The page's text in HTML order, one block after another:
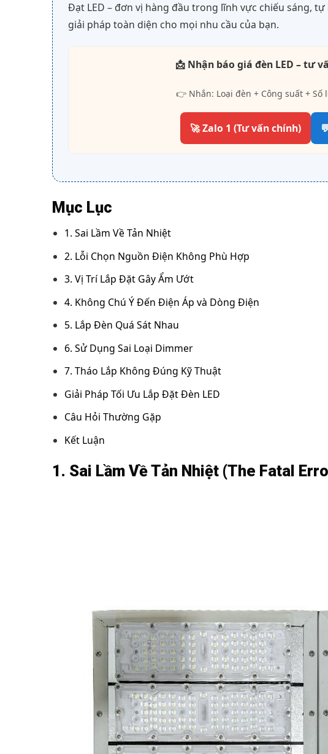
Đạt LED – đơn vị hàng đầu trong lĩnh vực chiếu sáng,
giải pháp toàn diện cho mọi nhu cầu của bạn.
📩 Nhận báo giá đèn LED – tư
👉 Nhắn: Loại đèn + Công suất +
🚀 Zalo 1 (Tư vấn chính)
Mục Lục
1. Sai Lầm Về Tản Nhiệt
2. Lỗi Chọn Nguồn Điện Không Phù Hợp
3. Vị Trí Lắp Đặt Gây Ẩm Ướt
4. Không Chú Ý Đến Điện Áp và Dòng Điện
5. Lắp Đèn Quá Sát Nhau
6. Sử Dụng Sai Loại Dimmer
7. Tháo Lắp Không Đúng Kỹ Thuật
Giải Pháp Tối Ưu Lắp Đặt Đèn LED
Câu Hỏi Thường Gặp
Kết Luận
1. Sai Lầm Về Tản Nhiệt (The Fatal